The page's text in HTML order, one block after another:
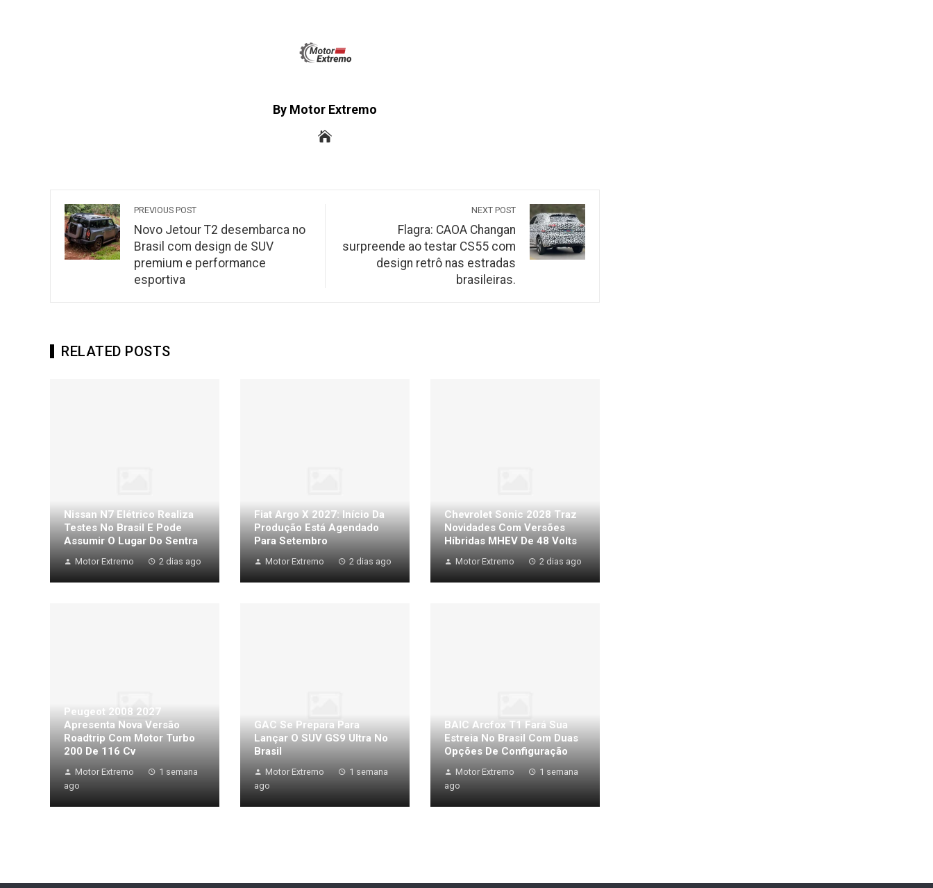
By Motor Extremo
PREVIOUS POST
Novo Jetour T2 desembarca no
Brasil com design de SUV
premium e performance
esportiva
NEXT POST
Flagra: CAOA Changan
surpreende ao testar CS55 com
design retrô nas estradas
brasileiras.
RELATED POSTS
Nissan N7 Elétrico Realiza
Testes No Brasil E Pode
Assumir O Lugar Do Sentra
Motor Extremo 2 dias ago
Fiat Argo X 2027: Início Da
Produção Está Agendado
Para Setembro
Motor Extremo 2 dias ago
Chevrolet Sonic 2028 Traz
Novidades Com Versões
Híbridas MHEV De 48 Volts
Motor Extremo 2 dias ago
Peugeot 2008 2027
Apresenta Nova Versão
Roadtrip Com Motor Turbo
200 De 116 Cv
Motor Extremo
1 semana
ago
GAC Se Prepara Para
Lançar O SUV GS9 Ultra No
Brasil
Motor Extremo
1 semana
ago
BAIC Arcfox T1 Fará Sua
Estreia No Brasil Com Duas
Opções De Configuração
Motor Extremo
1 semana
ago